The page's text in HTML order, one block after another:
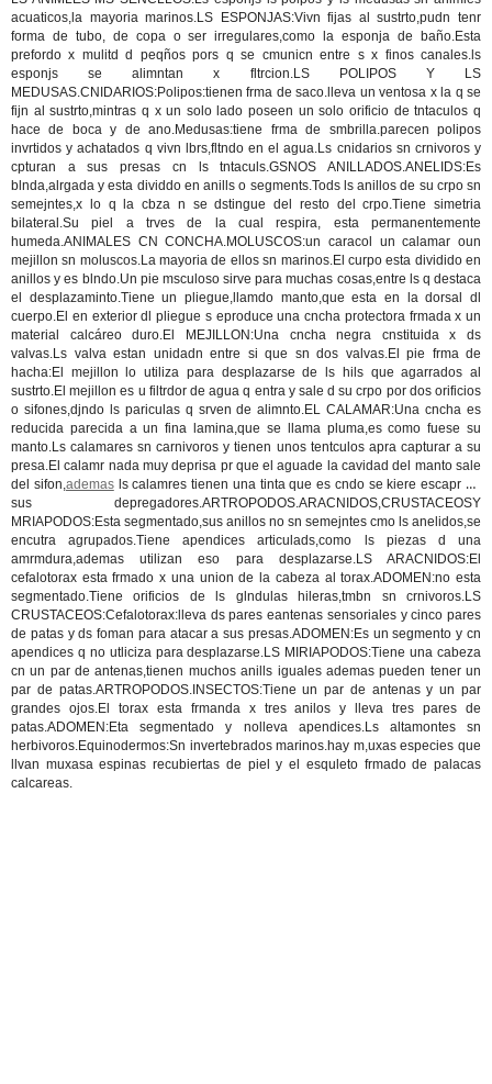
acuaticos,la mayoria marinos.LS ESPONJAS:Vivn fijas al sustrto,pudn tenr
forma de tubo, de copa o ser irregulares,como la esponja de baño.Esta
prefordo x mulitd d peqños pors q se cmunicn entre s x finos canales.ls
esponjs se alimntan x fltrcion.LS POLIPOS Y LS
MEDUSAS.CNIDARIOS:Polipos:tienen frma de saco.lleva un ventosa x la q se
fijn al sustrto,mintras q x un solo lado poseen un solo orificio de tntaculos q
hace de boca y de ano.Medusas:tiene frma de smbrilla.parecen polipos
invrtidos y achatados q vivn lbrs,fltndo en el agua.Ls cnidarios sn crnivoros y
cpturan a sus presas cn ls tntaculs.GSNOS ANILLADOS.ANELIDS:Es
blnda,alrgada y esta dividdo en anills o segments.Tods ls anillos de su crpo sn
semejntes,x lo q la cbza n se dstingue del resto del crpo.Tiene simetria
bilateral.Su piel a trves de la cual respira, esta permanentemente
humeda.ANIMALES CN CONCHA.MOLUSCOS:un caracol un calamar oun
mejillon sn moluscos.La mayoria de ellos sn marinos.El curpo esta dividido en
anillos y es blndo.Un pie msculoso sirve para muchas cosas,entre ls q destaca
el desplazaminto.Tiene un pliegue,llamdo manto,que esta en la dorsal dl
cuerpo.El en exterior dl pliegue s eproduce una cncha protectora frmada x un
material calcáreo duro.El MEJILLON:Una cncha negra cnstituida x ds
valvas.Ls valva estan unidadn entre si que sn dos valvas.El pie frma de
hacha:El mejillon lo utiliza para desplazarse de ls hils que agarrados al
sustrto.El mejillon es u filtrdor de agua q entra y sale d su crpo por dos orificios
o sifones,djndo ls pariculas q srven de alimnto.EL CALAMAR:Una cncha es
reducida parecida a un fina lamina,que se llama pluma,es como fuese su
manto.Ls calamares sn carnivoros y tienen unos tentculos apra capturar a su
presa.El calamr nada muy deprisa pr que el aguade la cavidad del manto sale
del sifon,ademasls calamres tienen una tinta que es cndo se kiere escapr de
sus depregadores.ARTROPODOS.ARACNIDOS,CRUSTACEOSY
MRIAPODOS:Esta segmentado,sus anillos no sn semejntes cmo ls anelidos,se
encutra agrupados.Tiene apendices articulads,como ls piezas d una
amrmdura,ademas utilizan eso para desplazarse.LS ARACNIDOS:El
cefalotorax esta frmado x una union de la cabeza al torax.ADOMEN:no esta
segmentado.Tiene orificios de ls glndulas hileras,tmbn sn crnivoros.LS
CRUSTACEOS:Cefalotorax:lleva ds pares eantenas sensoriales y cinco pares
de patas y ds foman para atacar a sus presas.ADOMEN:Es un segmento y cn
apendices q no utliciza para desplazarse.LS MIRIAPODOS:Tiene una cabeza
cn un par de antenas,tienen muchos anills iguales ademas pueden tener un
par de patas.ARTROPODOS.INSECTOS:Tiene un par de antenas y un par
grandes ojos.El torax esta frmanda x tres anilos y lleva tres pares de
patas.ADOMEN:Eta segmentado y nolleva apendices.Ls altamontes sn
herbivoros.Equinodermos:Sn invertebrados marinos.hay m,uxas especies que
llvan muxasa espinas recubiertas de piel y el esquleto frmado de palacas
calcareas.